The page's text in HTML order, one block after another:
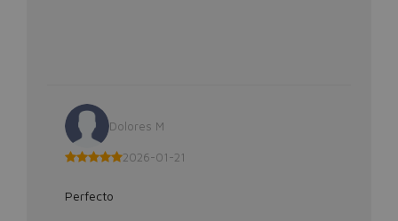
Dolores M
2026-01-21
Perfecto